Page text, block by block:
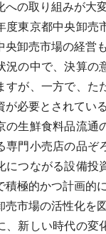
への取り組みが大
東京都中央卸売
央卸売市場の経営
の中で、決算の
すが、一方で、た
が必要とされてい
生鮮食料品流通
専門小売店の品ぞ
につながる設備投
積極的かつ計画的
市場の活性化を
新しい時代の変